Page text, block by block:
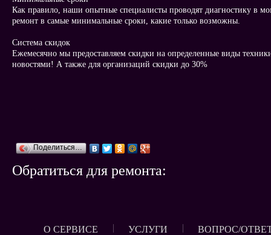
Как правило, наши опытные специалисты проводят диагностику в
ремонт в самые минимальные сроки, какие только возможны.
Система скидок
Ежемесячно мы предоставляем скидки на определенные виды
новостями! А также для организаций скидки до 30%
Поделиться…
Обратиться для ремонта:
О СЕРВИСЕ УСЛУГИ ВОПРОС/